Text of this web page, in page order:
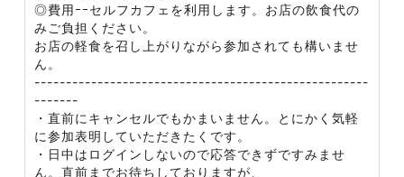
◎費用ｰｰセルフカフェを利用します。お店の飲食代の
みご負担ください。
お店の軽食を召し上がりながら参加されても構いませ
ん。
-----------------------------------------------------
-------
・直前にキャンセルでもかまいません。とにかく気軽
に参加表明していただきたくです。
・日中はログインしないので応答できずですみませ
ん。直前までお待ちしておりますが、